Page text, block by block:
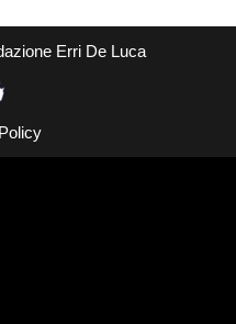
Erri De Luca